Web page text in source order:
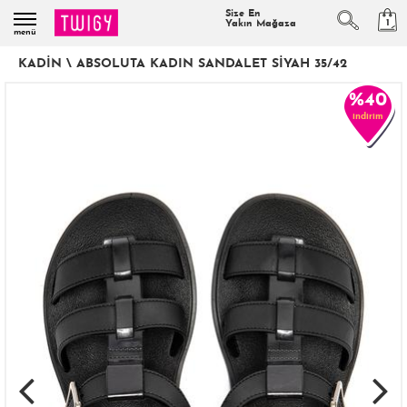
menü
Size En
Yakın Mağaza
1
KADIN \ ABSOLUTA KADIN SANDALET SIYAH 35/42
%40
indirim